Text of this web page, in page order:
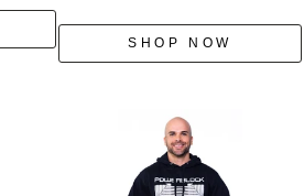
SHOP NOW